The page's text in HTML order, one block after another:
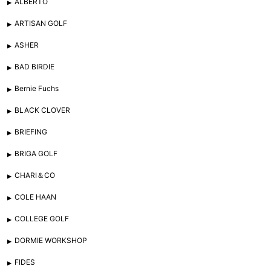
ARTISAN GOLF
ASHER
BAD BIRDIE
Bernie Fuchs
BLACK CLOVER
BRIEFING
BRIGA GOLF
CHARI＆CO
COLE HAAN
COLLEGE GOLF
DORMIE WORKSHOP
FIDES